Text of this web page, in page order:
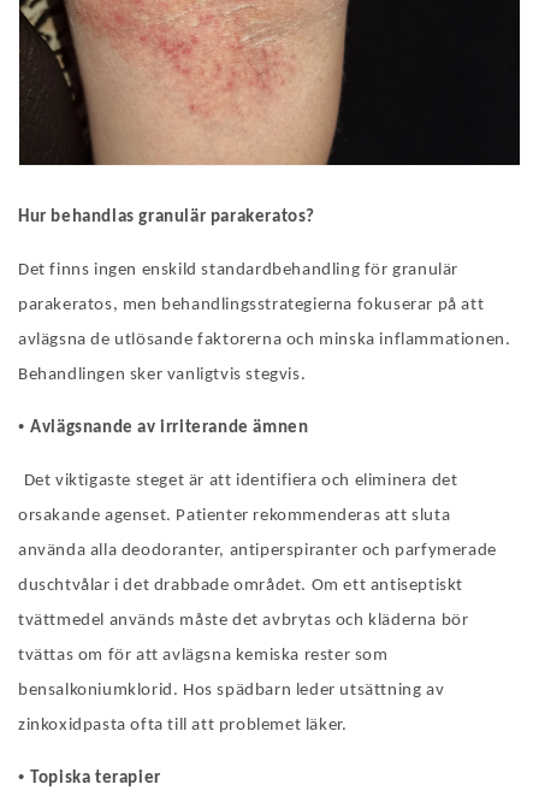
Hur behandlas granulär parakeratos?
Det finns ingen enskild standardbehandling för granulär
parakeratos, men behandlingsstrategierna fokuserar på att
avlägsna de utlösande faktorerna och minska inflammationen.
Behandlingen sker vanligtvis stegvis.
•Avlägsnande av irriterande ämnen
Det viktigaste steget är att identifiera och eliminera det
orsakande agenset. Patienter rekommenderas att sluta
använda alla deodoranter, antiperspiranter och parfymerade
duschtvålar i det drabbade området. Om ett antiseptiskt
tvättmedel används måste det avbrytas och kläderna bör
tvättas om för att avlägsna kemiska rester som
bensalkoniumklorid. Hos spädbarn leder utsättning av
zinkoxidpasta ofta till att problemet läker.
•Topiska terapier